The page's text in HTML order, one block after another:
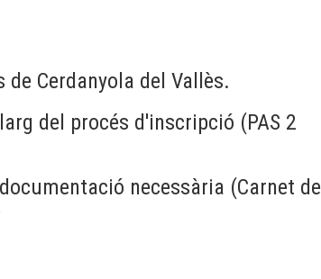
Cerdanyola del Vallès.
del procés d'inscripció (PAS 2
necessària (Carnet de